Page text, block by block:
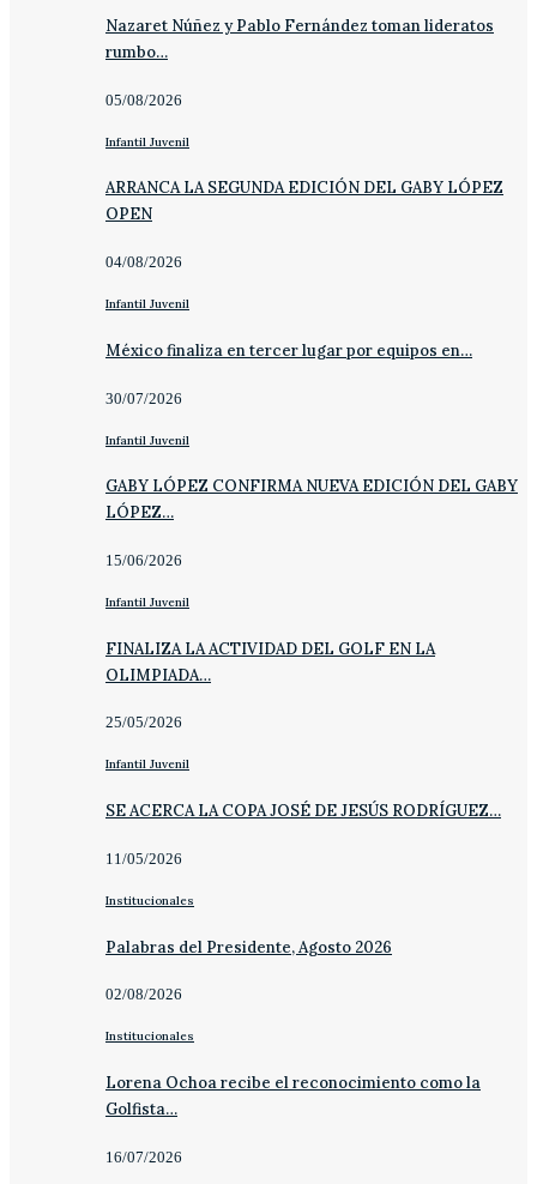
Nazaret Núñez y Pablo Fernández toman lideratos
rumbo…
05/08/2026
Infantil Juvenil
ARRANCA LA SEGUNDA EDICIÓN DEL GABY LÓPEZ
OPEN
04/08/2026
Infantil Juvenil
México finaliza en tercer lugar por equipos en…
30/07/2026
Infantil Juvenil
GABY LÓPEZ CONFIRMA NUEVA EDICIÓN DEL GABY
LÓPEZ…
15/06/2026
Infantil Juvenil
FINALIZA LA ACTIVIDAD DEL GOLF EN LA
OLIMPIADA…
25/05/2026
Infantil Juvenil
SE ACERCA LA COPA JOSÉ DE JESÚS RODRÍGUEZ…
11/05/2026
Institucionales
Palabras del Presidente, Agosto 2026
02/08/2026
Institucionales
Lorena Ochoa recibe el reconocimiento como la
Golfista…
16/07/2026